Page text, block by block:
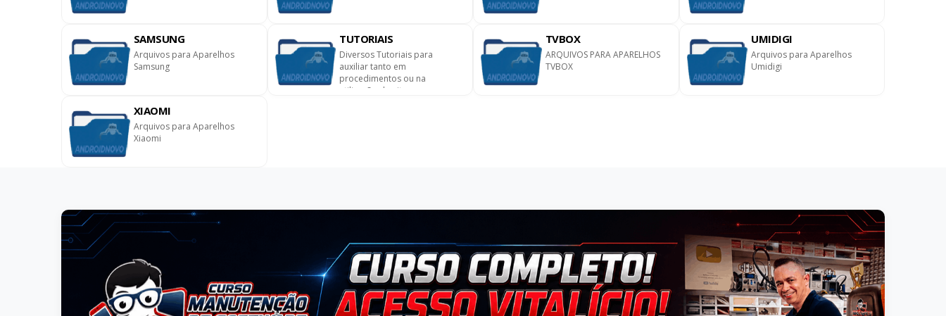
SAMSUNG
Arquivos para Aparelhos
Samsung
TUTORIAIS
Diversos Tutoriais para
auxiliar tanto em
procedimentos ou na
utilização do site.
TVBOX
ARQUIVOS PARA APARELHOS
TVBOX
UMIDIGI
Arquivos para Aparelhos
Umidigi
XIAOMI
Arquivos para Aparelhos
Xiaomi